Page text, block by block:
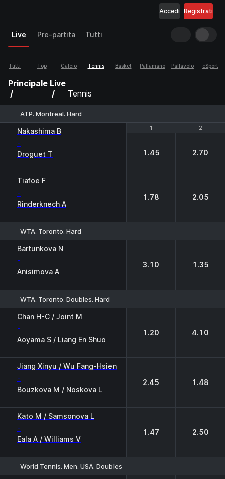
Registrati
Accedi
Live Pre-partita Tutti
Tutti Top Calcio Tennis Basket Pallamano Pallavolo eSport
Principale Live
Tennis
ATP. Montreal. Hard
1 2
Nakashima B
-
Droguet T
1 2
1.45 2.70
Tiafoe F
-
Rinderknech A
1.78 2.05
WTA. Toronto. Hard
Bartunkova N
-
Anisimova A
3.10 1.35
WTA. Toronto. Doubles. Hard
Chan H-C / Joint M
-
Aoyama S / Liang En Shuo
1.20 4.10
Jiang Xinyu / Wu Fang-Hsien
-
Bouzkova M / Noskova L
2.45 1.48
Kato M / Samsonova L
-
Eala A / Williams V
1.47 2.50
World Tennis. Men. USA. Doubles